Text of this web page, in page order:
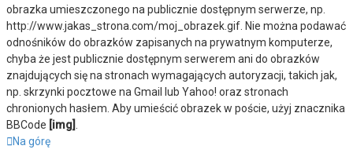
obrazka umieszczonego na publicznie dostępnym serwerze, np.
http://www.jakas_strona.com/moj_obrazek.gif. Nie można podawać
odnośników do obrazków zapisanych na prywatnym komputerze,
chyba że jest publicznie dostępnym serwerem ani do obrazków
znajdujących się na stronach wymagających autoryzacji, takich jak,
np. skrzynki pocztowe na Gmail lub Yahoo! oraz stronach
chronionych hasłem. Aby umieścić obrazek w poście, użyj znacznika
BBCode [img]
Na górę